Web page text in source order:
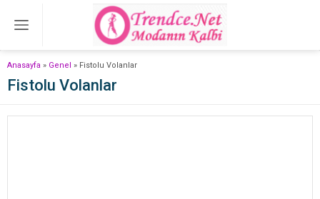
Anasayfa » Genel » Fistolu Volanlar
Fistolu Volanlar